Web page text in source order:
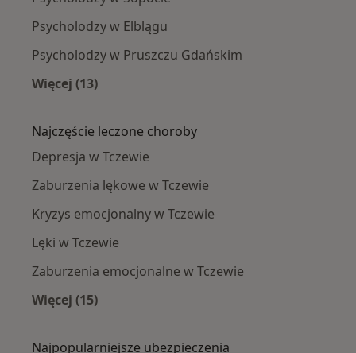
Psycholodzy w Elblągu
Psycholodzy w Pruszczu Gdańskim
Więcej (13)
Najczęście leczone choroby
Depresja w Tczewie
Zaburzenia lękowe w Tczewie
Kryzys emocjonalny w Tczewie
Lęki w Tczewie
Zaburzenia emocjonalne w Tczewie
Więcej (15)
Najpopularniejsze ubezpieczenia